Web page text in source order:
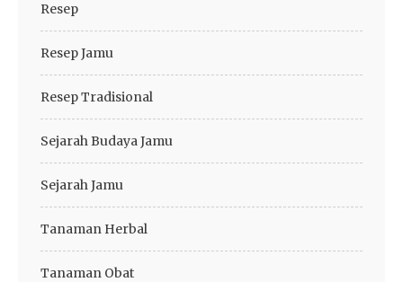
Resep
Resep Jamu
Resep Tradisional
Sejarah Budaya Jamu
Sejarah Jamu
Tanaman Herbal
Tanaman Obat